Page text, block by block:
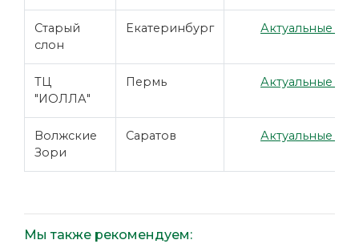
Старый
слон
Екатеринбург Актуальные
ТЦ
"ИОЛЛА"
Пермь Актуальные
Волжские
Зори
Саратов Актуальные
Мы также рекомендуем: